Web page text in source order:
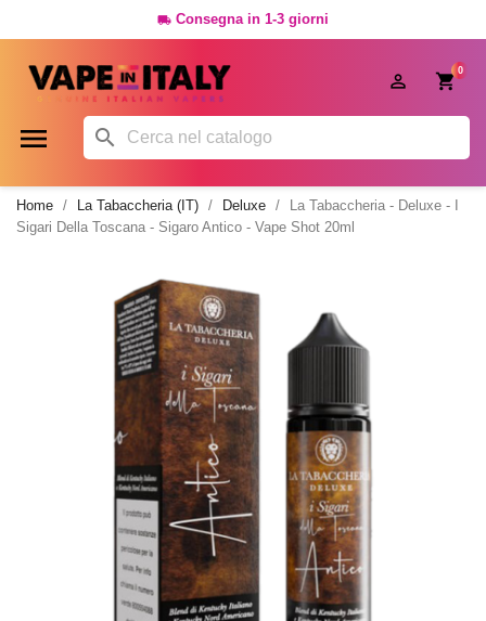
 Consegna in 1-3 giorni
0

 
Home La Tabaccheria (IT) Deluxe
La Tabaccheria - Deluxe - I
Sigari Della Toscana - Sigaro Antico - Vape Shot 20ml